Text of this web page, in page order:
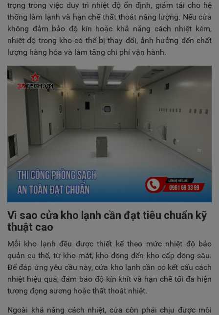
trọng trong việc duy trì nhiệt độ ổn định, giảm tải cho hệ
thống làm lạnh và hạn chế thất thoát năng lượng. Nếu cửa
không đảm bảo độ kín hoặc khả năng cách nhiệt kém,
nhiệt độ trong kho có thể bị thay đổi, ảnh hưởng đến chất
lượng hàng hóa và làm tăng chi phí vận hành.
Vì sao cửa kho lạnh cần đạt tiêu chuẩn kỹ
thuật cao
Mỗi kho lạnh đều được thiết kế theo mức nhiệt độ bảo
quản cụ thể, từ kho mát, kho đông đến kho cấp đông sâu.
Để đáp ứng yêu cầu này, cửa kho lạnh cần có kết cấu cách
nhiệt hiệu quả, đảm bảo độ kín khít và hạn chế tối đa hiện
tượng đọng sương hoặc thất thoát nhiệt.
Ngoài khả năng cách nhiệt, cửa còn phải chịu được môi